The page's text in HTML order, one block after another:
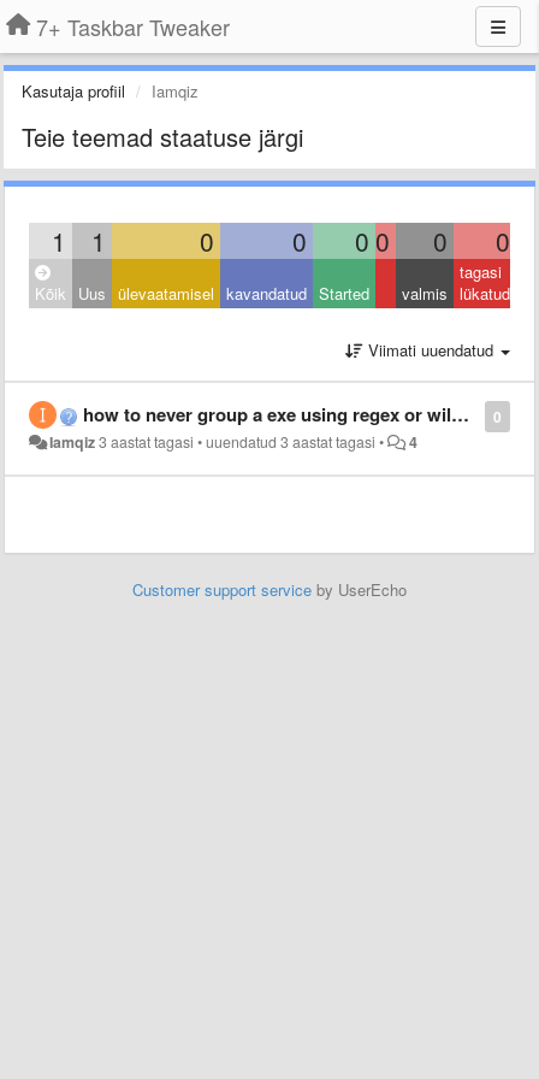
7+ Taskbar Tweaker
Kasutaja profiil Iamqiz
Teie teemad staatuse järgi
1 1 0 0 0 0 0 0
Kõik Uus ülevaatamisel kavandatud Started valmis
tagasi
lükatud
Viimati uuendatud
0
how to never group a exe using regex or wildcard
Iamqiz3 aastat tagasi •uuendatud3 aastat tagasi • 4
Customer support service by UserEcho